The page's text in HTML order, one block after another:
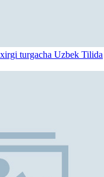
turgacha Uzbek Tilida